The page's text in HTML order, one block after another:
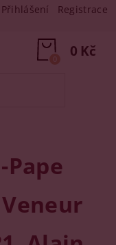
Přihlášení Registrace
0 Kč
0